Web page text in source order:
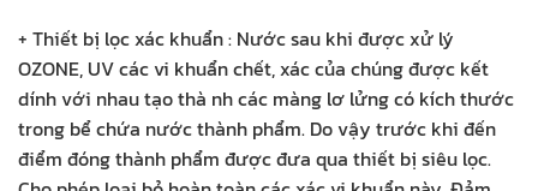
+ Thiết bị lọc xác khuẩn : Nước sau khi được xử lý
OZONE, UV các vi khuẩn chết, xác của chúng được kết
dính với nhau tạo thà nh các màng lơ lửng có kích thước
trong bể chứa nước thành phẩm. Do vậy trước khi đến
điểm đóng thành phẩm được đưa qua thiết bị siêu lọc.